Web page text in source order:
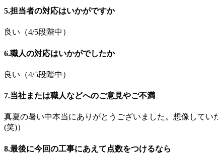
5.担当者の対応はいかがですか
良い（4/5段階中）
6.職人の対応はいかがでしたか
良い（4/5段階中）
7.当社または職人などへのご意見やご不満
真夏の暑い中本当にありがとうございました。想像して
(笑)）
8.最後に今回の工事にあえて点数をつけるなら